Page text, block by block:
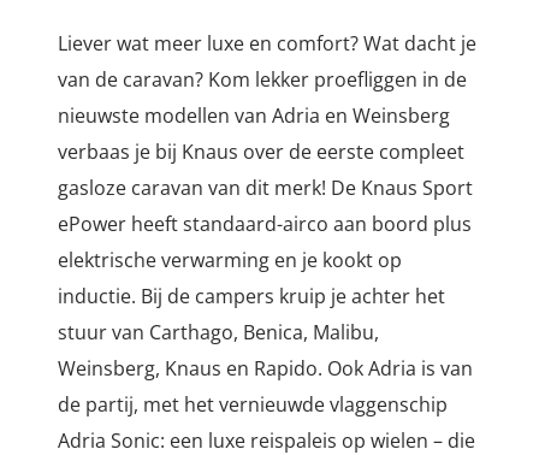
Liever wat meer luxe en comfort? Wat dacht je
van de caravan? Kom lekker proefliggen in de
nieuwste modellen van Adria en Weinsberg
verbaas je bij Knaus over de eerste compleet
gasloze caravan van dit merk! De Knaus Sport
ePower heeft standaard-airco aan boord plus
elektrische verwarming en je kookt op
inductie. Bij de campers kruip je achter het
stuur van Carthago, Benica, Malibu,
Weinsberg, Knaus en Rapido. Ook Adria is van
de partij, met het vernieuwde vlaggenschip
Adria Sonic: een luxe reispaleis op wielen – die